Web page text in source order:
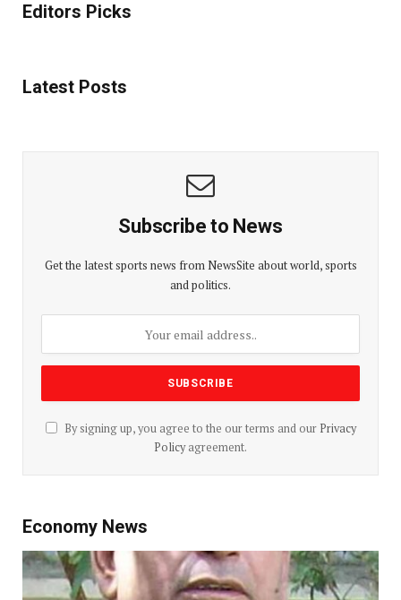
Editors Picks
Latest Posts
Subscribe to News
Get the latest sports news from NewsSite about world, sports
and politics.
By signing up, you agree to the our terms and our Privacy
Policyagreement.
Economy News